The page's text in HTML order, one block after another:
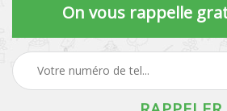
On vous rappelle